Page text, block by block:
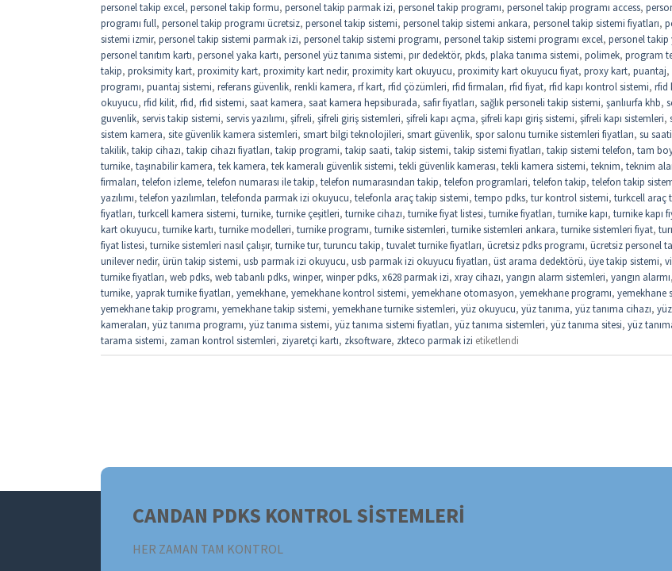
personel takip excel, personel takip formu, personel takip parmak izi, personel takip programı, personel takip programı access,
programı full, personel takip programı ücretsiz, personel takip sistemi, personel takip sistemi ankara, personel takip sistemi fiyatları,
sistemi izmir, personel takip sistemi parmak izi, personel takip sistemi programı, personel takip sistemi programı excel, personel takip
personel tanıtım kartı, personel yaka kartı, personel yüz tanıma sistemi, pır dedektör, pkds, plaka tanıma sistemi, polimek, program
takip, proksimity kart, proximity kart, proximity kart nedir, proximity kart okuyucu, proximity kart okuyucu fiyat, proxy kart, puantaj,
programı, puantaj sistemi, referans güvenlik, renkli kamera, rf kart, rfid çözümleri, rfid firmaları, rfid fiyat, rfid kapı kontrol sistemi, rfid
okuyucu, rfid kilit, rfıd, rfıd sistemi, saat kamera, saat kamera hepsiburada, safir fiyatları, sağlık personeli takip sistemi, şanlıurfa khb,
guvenlik, servis takip sistemi, servis yazılımı, şifreli, şifreli giriş sistemleri, şifreli kapı açma, şifreli kapı giriş sistemi, şifreli kapı sistemleri,
sistem kamera, site güvenlik kamera sistemleri, smart bilgi teknolojileri, smart güvenlik, spor salonu turnike sistemleri fiyatları, su
takilik, takip cihazı, takip cihazı fiyatları, takip programi, takip saati, takip sistemi, takip sistemi fiyatları, takip sistemi telefon, tam
turnike, taşınabilir kamera, tek kamera, tek kameralı güvenlik sistemi, tekli güvenlik kamerası, tekli kamera sistemi, teknim, teknim
firmaları, telefon izleme, telefon numarası ile takip, telefon numarasından takip, telefon programlari, telefon takip, telefon takip
yazılımı, telefon yazılımları, telefonda parmak izi okuyucu, telefonla araç takip sistemi, tempo pdks, tur kontrol sistemi, turkcell araç
fiyatları, turkcell kamera sistemi, turnike, turnike çeşitleri, turnike cihazı, turnike fiyat listesi, turnike fiyatları, turnike kapı, turnike kapı
kart okuyucu, turnike kartı, turnike modelleri, turnike programı, turnike sistemleri, turnike sistemleri ankara, turnike sistemleri fiyat,
fiyat listesi, turnike sistemleri nasıl çalışır, turnike tur, turuncu takip, tuvalet turnike fiyatları, ücretsiz pdks programı, ücretsiz personel
unilever nedir, ürün takip sistemi, usb parmak izi okuyucu, usb parmak izi okuyucu fiyatları, üst arama dedektörü, üye takip sistemi,
turnike fiyatları, web pdks, web tabanlı pdks, winper, winper pdks, x628 parmak izi, xray cihazı, yangın alarm sistemleri, yangın alarmı,
turnike, yaprak turnike fiyatları, yemekhane, yemekhane kontrol sistemi, yemekhane otomasyon, yemekhane programı, yemekhane
yemekhane takip programı, yemekhane takip sistemi, yemekhane turnike sistemleri, yüz okuyucu, yüz tanıma, yüz tanıma cihazı,
kameraları, yüz tanıma programı, yüz tanıma sistemi, yüz tanıma sistemi fiyatları, yüz tanıma sistemleri, yüz tanıma sitesi, yüz
tarama sistemi, zaman kontrol sistemleri, ziyaretçi kartı, zksoftware, zkteco parmak izi etiketlendi
CANDAN PDKS KONTROL SİSTEMLERİ
HER ZAMAN TAM KONTROL